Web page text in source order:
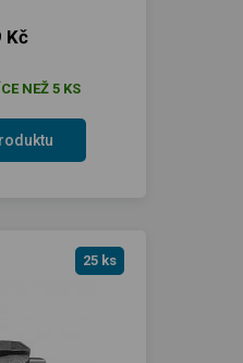
Kč
NEŽ 5 KS
25 ks